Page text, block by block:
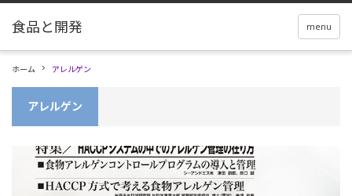
menu
ホーム アレルゲン
アレルゲン